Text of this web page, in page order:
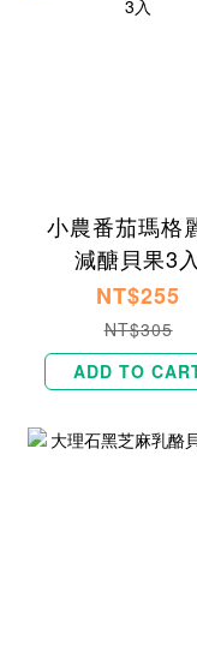
小農番茄瑪格
減醣貝果3入
NT$255
NT$305
ADD TO